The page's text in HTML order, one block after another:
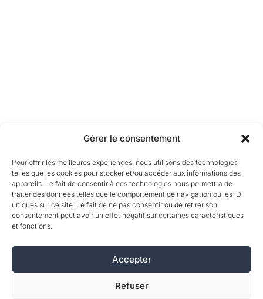
Gérer le consentement
Pour offrir les meilleures expériences, nous utilisons des technologies
telles que les cookies pour stocker et/ou accéder aux informations des
appareils. Le fait de consentir à ces technologies nous permettra de
traiter des données telles que le comportement de navigation ou les ID
uniques sur ce site. Le fait de ne pas consentir ou de retirer son
consentement peut avoir un effet négatif sur certaines caractéristiques
et fonctions.
Accepter
Refuser